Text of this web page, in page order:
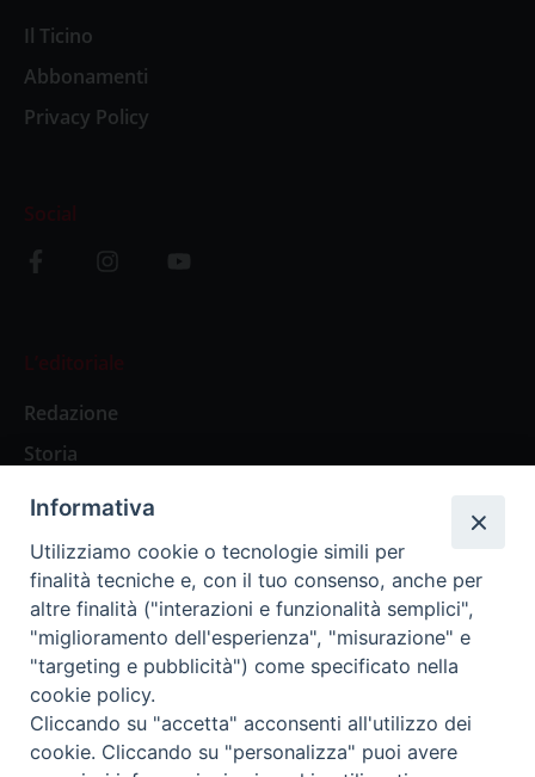
Il Ticino
Abbonamenti
Privacy Policy
Social
L’editoriale
Redazione
Storia
Abbonamenti
Abbonamento Annuale Digitale
Abbonamento Annuale Cartaceo
Abbonamento Singola Copia Digitale
Informativa
Utilizziamo cookie o tecnologie simili per
finalità tecniche e, con il tuo consenso, anche per
altre finalità ("interazioni e funzionalità semplici",
"miglioramento dell'esperienza", "misurazione" e
"targeting e pubblicità") come specificato nella
cookie policy.
Cliccando su "accetta" acconsenti all'utilizzo dei
cookie. Cliccando su "personalizza" puoi avere